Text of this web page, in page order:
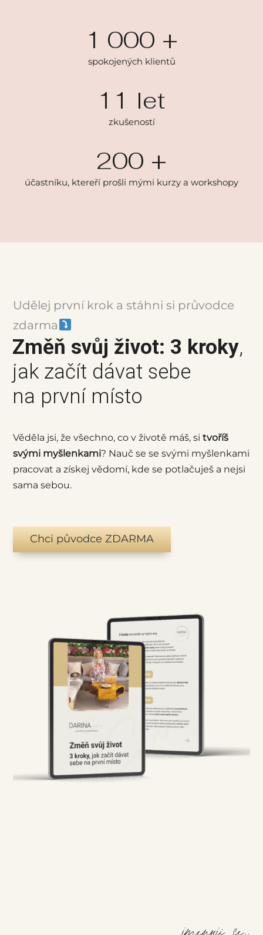
1 000 +
spokojených klientů
11 let
zkušeností
200 +
účastníku, ktereří prošli mými kurzy a workshopy
Udělej první krok a stáhni si průvodce
zdarma
Změň svůj život: 3 kroky,
jak začít dávat sebe
na první místo
Věděla jsi, že všechno, co v životě máš, sitvoříš
svými myšlenkami? Nauč se se svými myšlenkami
pracovat a získej vědomí, kde se potlačuješ a nejsi
sama sebou.
Chci původce ZDARMA
jmenuji se..